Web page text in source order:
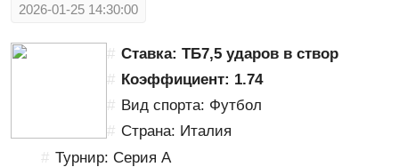
2026-01-25 14:30:00
Ставка: ТБ7,5 ударов в створ
Коэффициент: 1.74
Вид спорта: Футбол
Страна: Италия
Турнир: Серия А